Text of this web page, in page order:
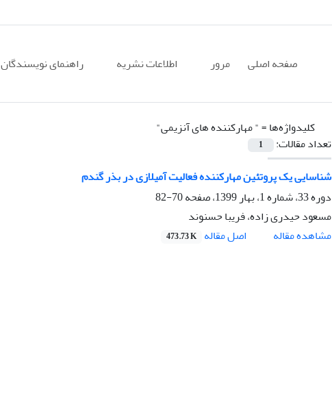
صفحه اصلی مرور اطلاعات نشریه راهنمای نویسندگان
کلیدواژه‌ها =" مهارکننده های آنزیمی"
تعداد مقالات:
1
شناسایی یک پروتئین مهارکننده فعالیت آمیلازی در بذر گندم
دوره 33، شماره 1، بهار 1399، صفحه
70-82
مسعود حیدری زاده، فریبا حسنوند
مشاهده مقاله
اصل مقاله 473.73 K